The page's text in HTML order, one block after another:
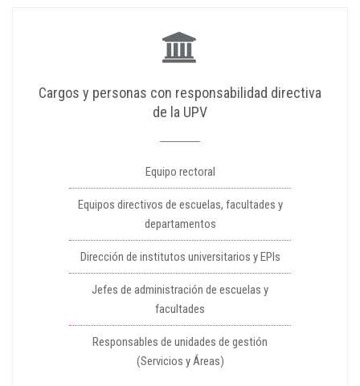
Cargos y personas con responsabilidad directiva
de la UPV
Equipo rectoral
Equipos directivos de escuelas, facultades y
departamentos
Dirección de institutos universitarios y EPIs
Jefes de administración de escuelas y
facultades
Responsables de unidades de gestión
(Servicios y Áreas)